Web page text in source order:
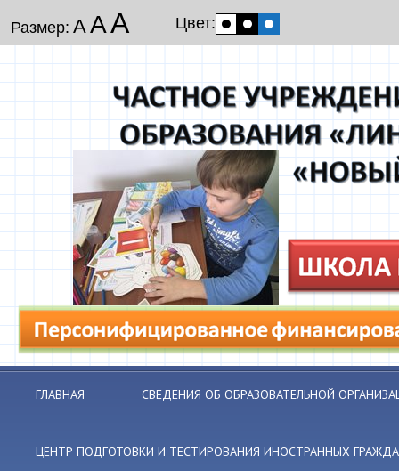
Размер: ААА Цвет:
ГЛАВНАЯ СВЕДЕНИЯ ОБ ОБРАЗОВАТЕЛЬНОЙ
ЦЕНТР ПОДГОТОВКИ И ТЕСТИРОВАНИЯ ИНОСТРАННЫХ